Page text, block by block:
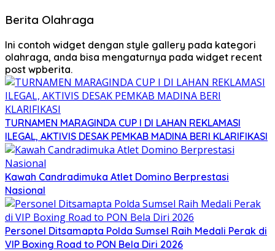
Berita Olahraga
Ini contoh widget dengan style gallery pada kategori
olahraga, anda bisa mengaturnya pada widget recent
post wpberita.
TURNAMEN MARAGINDA CUP I DI LAHAN REKLAMASI
ILEGAL, AKTIVIS DESAK PEMKAB MADINA BERI KLARIFIKASI
Kawah Candradimuka Atlet Domino Berprestasi
Nasional
Personel Ditsamapta Polda Sumsel Raih Medali Perak di
VIP Boxing Road to PON Bela Diri 2026